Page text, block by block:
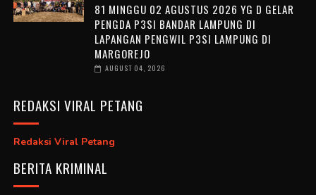
81 MINGGU 02 AGUSTUS 2026 YG D GELAR
PENGDA P3SI BANDAR LAMPUNG DI
LAPANGAN PENGWIL P3SI LAMPUNG DI
MARGOREJO
AUGUST 04, 2026
REDAKSI VIRAL PETANG
Redaksi Viral Petang
BERITA KRIMINAL